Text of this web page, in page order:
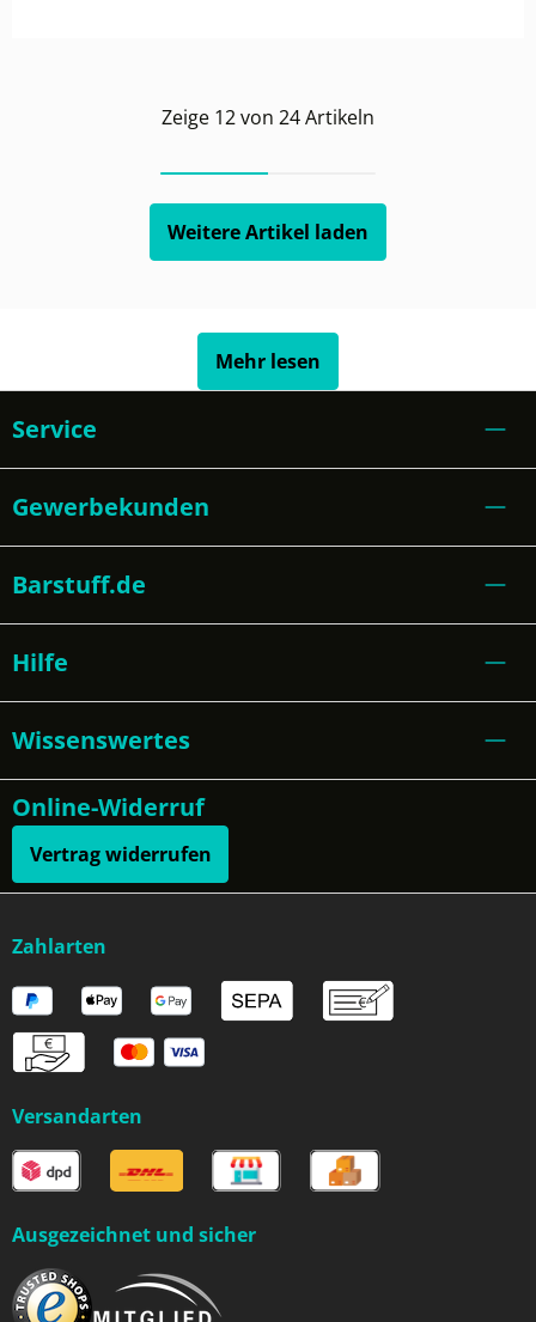
Zeige 12von 24Artikeln
Weitere Artikel laden
Mehr lesen
Service
Gewerbekunden
Barstuff.de
Hilfe
Wissenswertes
Online-Widerruf
Vertrag widerrufen
Zahlarten
Versandarten
Ausgezeichnet und sicher